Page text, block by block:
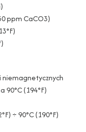
ppm CaCO3)
niemagnetycznych
90°C (194°F)
÷ 90°C (190°F)